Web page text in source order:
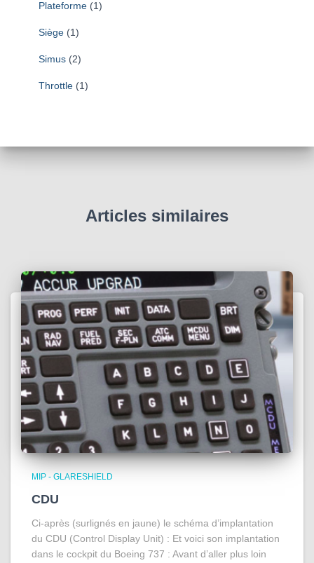
Plateforme (1)
Siège (1)
Simus (2)
Throttle (1)
Articles similaires
MIP - GLARESHIELD
CDU
Ci-après (surlignés en jaune) le schéma d’implantation
du CDU (Control Display Unit) : Et voici son implantation
dans le cockpit du Boeing 737 : Avant d’aller plus loin